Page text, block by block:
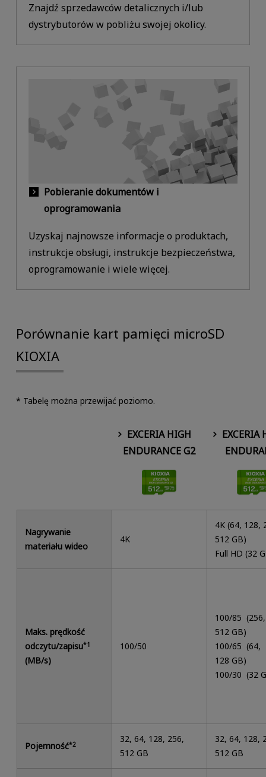
Znajdź sprzedawców detalicznych i/lub
dystrybutorów w pobliżu swojej okolicy.
Pobieranie dokumentów i
oprogramowania
Uzyskaj najnowsze informacje o produktach,
instrukcje obsługi, instrukcje bezpieczeństwa,
oprogramowanie i wiele więcej.
Porównanie kart pamięci microSD
KIOXIA
* Tabelę można przewijać poziomo.
EXCERIA HIGH
ENDURANCE G2
EXCERIA
Nagrywanie
materiału wideo
4K
4K (64, 128,
512 GB)
Full HD (32
Maks. prędkość
odczytu/zapisu*1
(MB/s)
100/50
100/85 (256,
512 GB)
100/65 (64,
128 GB)
100/30 (32
Pojemność*2
32, 64, 128, 256,
512 GB
32, 64, 128,
512 GB